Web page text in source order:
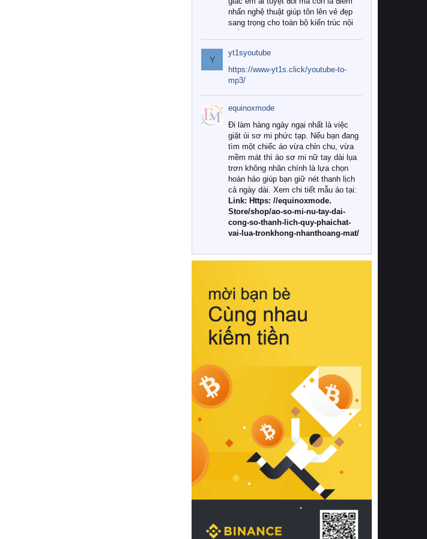
nhấn nghệ thuật giúp tôn lên vẻ đẹp
sang trọng cho toàn bộ kiến trúc nội
Tuy nhiên, giữa thị trường đa dạng
với vô vàn thương hiệu và mẫu mã
như hiện nay, làm thế nào để chọn
được những bộ chăn ga gối đệm cao
cấp thực sự chất lượng, phù hợp với
khí hậu và nhu cầu sử dụng của gia
đình? Hãy cùng chúng tôi đi tìm lời
giải đáp chi tiết qua bài viết dưới đây.
1. Tại sao các gia đình hiện đại lại ưa
chuộng chăn ga gối đệm cao cấp?
Khác với các dòng sản phẩm thông
thường, những bộ chăn ga gối đệm
cao cấp trải qua quy trình sản xuất
nghiêm ngặt từ khâu chọn lọc nguyên
liệu tự nhiên đến công nghệ dệt
nhuộm hiện đại không chứa hóa chất
này, bạn sẽ cảm nhận rõ rệt sự khác
hồi chuẩn xác của phần đệm nâng đỡ
cột sống.
Bên cạnh đó, việc lựa chọn các dòng
sản phẩm đạt chuẩn chất lượng quốc
tế còn giúp ngăn ngừa tình trạng kích
khuẩn và nấm mốc trong điều kiện
thời tiết nóng ẩm. Bạn có thể tìm hiểu
thêm các nghiên cứu khoa học về tác
động của giấc ngủ và môi trường
phòng ngủ đối với sức khỏe con
người tại Sleep Foundation (External
Link) để có cái nhìn toàn diện hơn.
2. Các tiêu chí vàng khi lựa chọn
chăn ga gối đệm cao cấp cho phòng
ngủ
Để sở hữu một bộ chăn ga gối đệm
cao cấp hoàn hảo cả về thẩm mỹ lẫn
công năng, người tiêu dùng cần cân
nhắc kỹ lưỡng các tiêu chí quan trọng
Y
yt1syoutube
https://www-yt1s.click/youtube-to-
mp3/
equinoxmode
Đi làm hàng ngày ngại nhất là việc
giặt ủi sơ mi phức tạp. Nếu bạn đang
tìm một chiếc áo vừa chỉn chu, vừa
mềm mát thì áo sơ mi nữ tay dài lụa
trơn không nhăn chính là lựa chọn
hoàn hảo giúp bạn giữ nét thanh lịch
cả ngày dài. Xem chi tiết mẫu áo tại:
Link: Https: //equinoxmode.
Store/shop/ao-so-mi-nu-tay-dai-
cong-so-thanh-lich-quy-phaichat-
vai-lua-tronkhong-nhanthoang-mat/